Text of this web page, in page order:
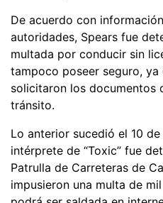
De acuerdo con
autoridades, Spears fue
multada por conducir sin
tampoco poseer seguro,
solicitaron los documentos
tránsito.
Lo anterior sucedió el 10
intérprete de “Toxic” fue
Patrulla de Carreteras de
impusieron una multa de